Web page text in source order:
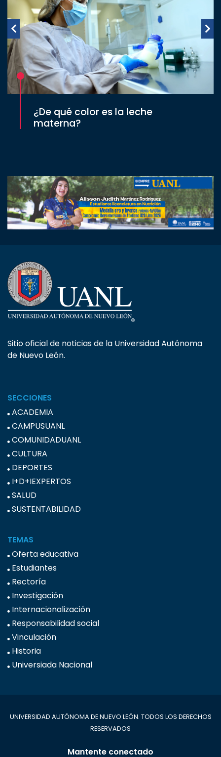
¿De qué color es la leche
materna?
Sitio oficial de noticias de la Universidad Autónoma
de Nuevo León.
SECCIONES
ACADEMIA
CAMPUSUANL
COMUNIDADUANL
CULTURA
DEPORTES
I+D+IEXPERTOS
SALUD
SUSTENTABILIDAD
TEMAS
Oferta educativa
Estudiantes
Rectoría
Investigación
Internacionalización
Responsabilidad social
Vinculación
Historia
Universiada Nacional
UNIVERSIDAD AUTÓNOMA DE NUEVO LEÓN. TODOS LOS DERECHOS
RESERVADOS
Mantente conectado